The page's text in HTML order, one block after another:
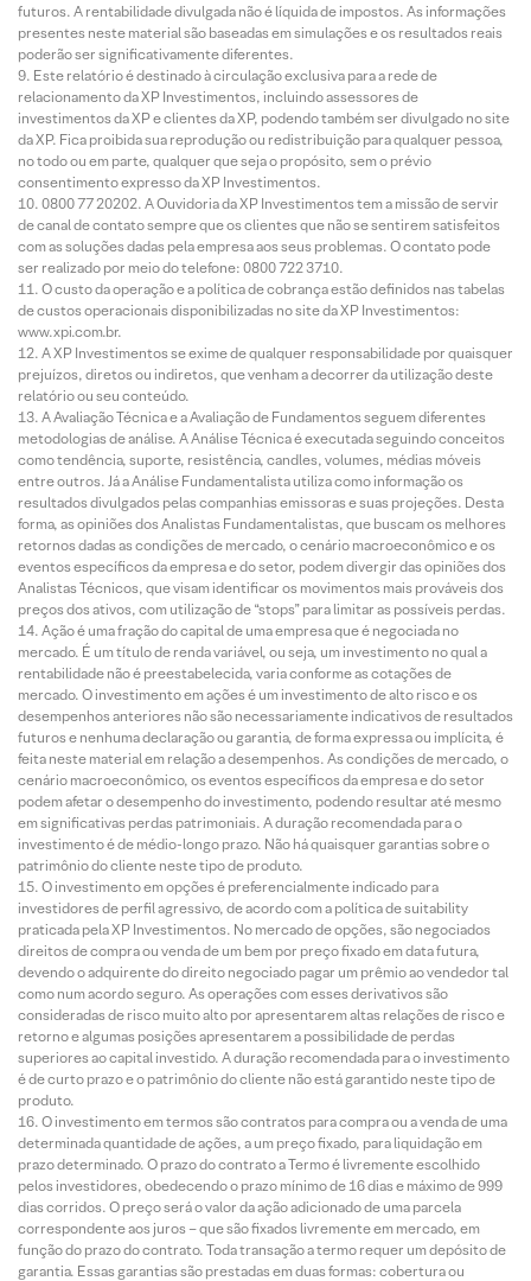
futuros. A rentabilidade divulgada não é líquida de impostos. As informações
presentes neste material são baseadas em simulações e os resultados reais
poderão ser significativamente diferentes.
Este relatório é destinado à circulação exclusiva para a rede de
relacionamento da XP Investimentos, incluindo assessores de
investimentos da XP e clientes da XP, podendo também ser divulgado no site
da XP. Fica proibida sua reprodução ou redistribuição para qualquer pessoa,
no todo ou em parte, qualquer que seja o propósito, sem o prévio
consentimento expresso da XP Investimentos.
0800 77 20202. A Ouvidoria da XP Investimentos tem a missão de servir
de canal de contato sempre que os clientes que não se sentirem satisfeitos
com as soluções dadas pela empresa aos seus problemas. O contato pode
ser realizado por meio do telefone: 0800 722 3710.
O custo da operação e a política de cobrança estão definidos nas tabelas
de custos operacionais disponibilizadas no site da XP Investimentos:
www.xpi.com.br.
A XP Investimentos se exime de qualquer responsabilidade por quaisquer
prejuízos, diretos ou indiretos, que venham a decorrer da utilização deste
relatório ou seu conteúdo.
A Avaliação Técnica e a Avaliação de Fundamentos seguem diferentes
metodologias de análise. A Análise Técnica é executada seguindo conceitos
como tendência, suporte, resistência, candles, volumes, médias móveis
entre outros. Já a Análise Fundamentalista utiliza como informação os
resultados divulgados pelas companhias emissoras e suas projeções. Desta
forma, as opiniões dos Analistas Fundamentalistas, que buscam os melhores
retornos dadas as condições de mercado, o cenário macroeconômico e os
eventos específicos da empresa e do setor, podem divergir das opiniões dos
Analistas Técnicos, que visam identificar os movimentos mais prováveis dos
preços dos ativos, com utilização de “stops” para limitar as possíveis perdas.
Ação é uma fração do capital de uma empresa que é negociada no
mercado. É um título de renda variável, ou seja, um investimento no qual a
rentabilidade não é preestabelecida, varia conforme as cotações de
mercado. O investimento em ações é um investimento de alto risco e os
desempenhos anteriores não são necessariamente indicativos de resultados
futuros e nenhuma declaração ou garantia, de forma expressa ou implícita, é
feita neste material em relação a desempenhos. As condições de mercado, o
cenário macroeconômico, os eventos específicos da empresa e do setor
podem afetar o desempenho do investimento, podendo resultar até mesmo
em significativas perdas patrimoniais. A duração recomendada para o
investimento é de médio-longo prazo. Não há quaisquer garantias sobre o
patrimônio do cliente neste tipo de produto.
O investimento em opções é preferencialmente indicado para
investidores de perfil agressivo, de acordo com a política de suitability
praticada pela XP Investimentos. No mercado de opções, são negociados
direitos de compra ou venda de um bem por preço fixado em data futura,
devendo o adquirente do direito negociado pagar um prêmio ao vendedor tal
como num acordo seguro. As operações com esses derivativos são
consideradas de risco muito alto por apresentarem altas relações de risco e
retorno e algumas posições apresentarem a possibilidade de perdas
superiores ao capital investido. A duração recomendada para o investimento
é de curto prazo e o patrimônio do cliente não está garantido neste tipo de
produto.
O investimento em termos são contratos para compra ou a venda de uma
determinada quantidade de ações, a um preço fixado, para liquidação em
prazo determinado. O prazo do contrato a Termo é livremente escolhido
pelos investidores, obedecendo o prazo mínimo de 16 dias e máximo de 999
dias corridos. O preço será o valor da ação adicionado de uma parcela
correspondente aos juros – que são fixados livremente em mercado, em
função do prazo do contrato. Toda transação a termo requer um depósito de
garantia. Essas garantias são prestadas em duas formas: cobertura ou